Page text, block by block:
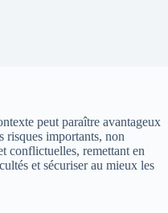
peut paraître avantageux
risques importants, non
conflictuelles, remettant en
et sécuriser au mieux les